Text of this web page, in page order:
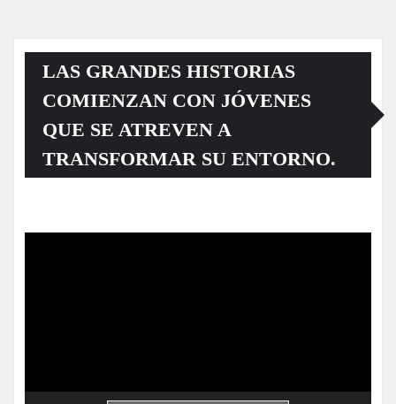
LAS GRANDES HISTORIAS
COMIENZAN CON JÓVENES
QUE SE ATREVEN A
TRANSFORMAR SU ENTORNO.